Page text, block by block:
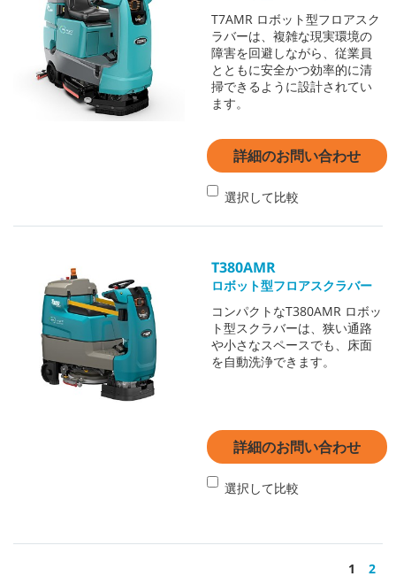
T7AMR ロボット型フロアスク
ラバーは、複雑な現実環境の
障害を回避しながら、従業員
とともに安全かつ効率的に清
掃できるように設計されてい
ます。
詳細のお問い合わせ
選択して比較
T380AMR
ロボット型フロアスクラバー
コンパクトなT380AMR ロボッ
ト型スクラバーは、狭い通路
や小さなスペースでも、床面
を自動洗浄できます。
詳細のお問い合わせ
選択して比較
1 2